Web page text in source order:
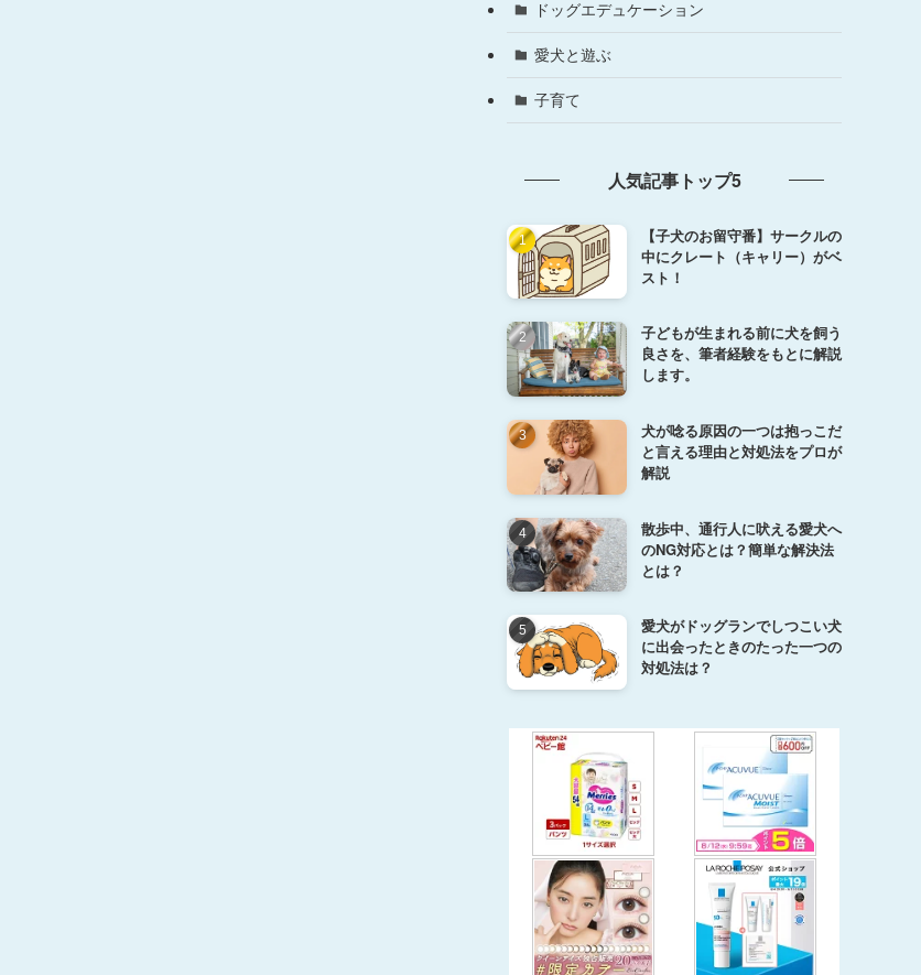
ドッグエデュケーション
愛犬と遊ぶ
子育て
人気記事トップ5
【子犬のお留守番】サークルの
中にクレート（キャリー）がベ
スト！
子どもが生まれる前に犬を飼う
良さを、筆者経験をもとに解説
します。
犬が唸る原因の一つは抱っこだ
と言える理由と対処法をプロが
解説
散歩中、通行人に吠える愛犬へ
のNG対応とは？簡単な解決法
とは？
愛犬がドッグランでしつこい犬
に出会ったときのたった一つの
対処法は？